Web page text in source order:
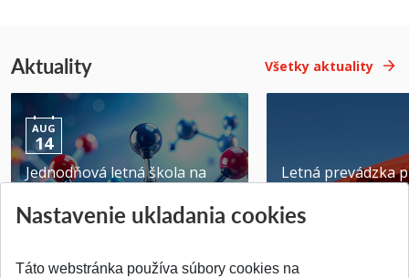
Aktuality Všetky aktuality
AUG
14
Jednodňová letná škola na
Pridané 28.07.2026
Letná prevádzka
Pridané 23.06.2026
Nastavenie ukladania cookies
Táto webstránka používa súbory cookies na